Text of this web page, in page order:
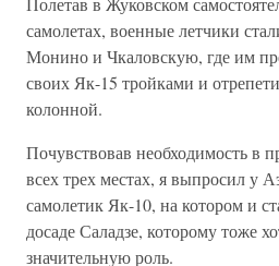
самолетах, военные летчики
Монино и Чкаловскую, где им
своих Як-15 тройками и
колонной.
Почувствовав необходимость в
всех трех местах, я выпросил у
самолетик Як-10, на котором и
досаде Саладзе, которому тоже
значительную роль.